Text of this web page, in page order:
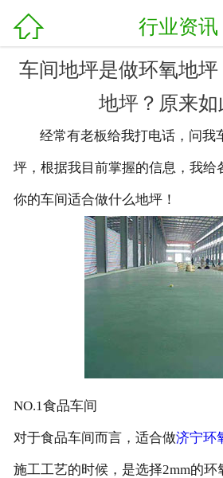
 行业资讯
车间地坪是做环氧地
地坪？原来如
经常有老板给我打电话，问我
坪，根据我目前掌握的信息，我给
你的车间适合做什么地坪！
NO.1食品车间
对于食品车间而言，适合做济宁环
施工工艺的时候，是选择2mm的环